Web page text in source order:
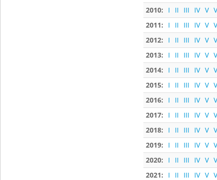
2010:
I II III IV V
2011:
I II III IV V
2012:
I II III IV V
2013:
I II III IV V
2014:
I II III IV V
2015:
I II III IV V
2016:
I II III IV V
2017:
I II III IV V
2018:
I II III IV V
2019:
I II III IV V
2020:
I II III IV V
2021:
I II III IV V